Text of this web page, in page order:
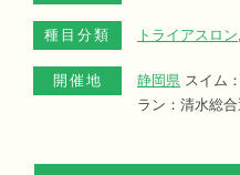
種目分類 トライアスロン,
開催地 静岡県 スイム
ラン：清水総